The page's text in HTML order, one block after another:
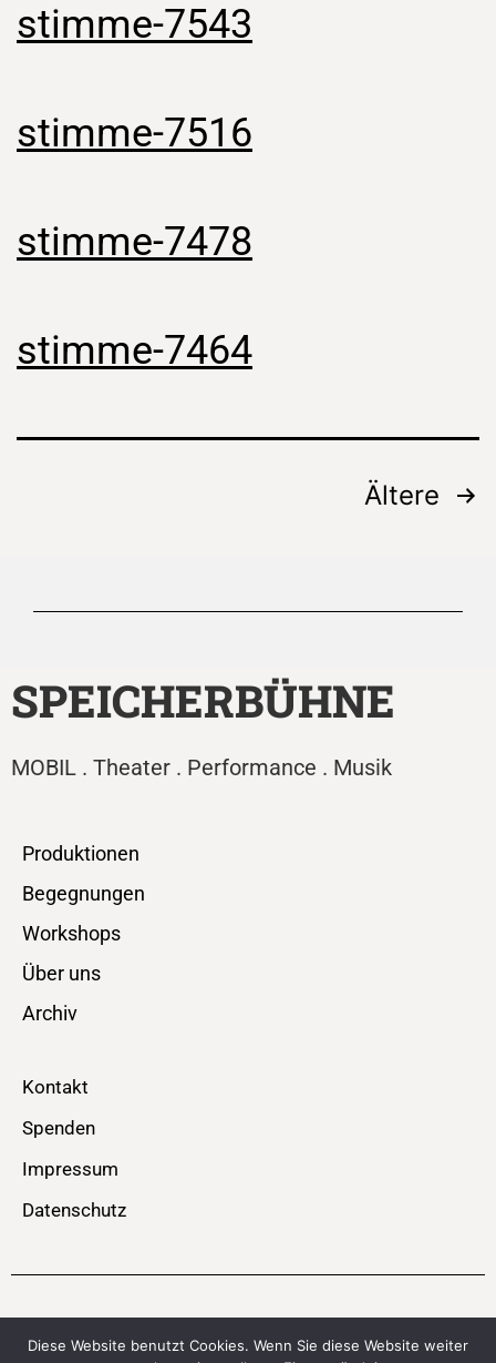
stimme-7543
stimme-7516
stimme-7478
stimme-7464
Ältere
SPEICHERBÜHNE
MOBIL . Theater . Performance . Musik
Produktionen
Begegnungen
Workshops
Über uns
Archiv
Kontakt
Spenden
Impressum
Datenschutz
Diese Website benutzt Cookies. Wenn Sie diese Website weiter